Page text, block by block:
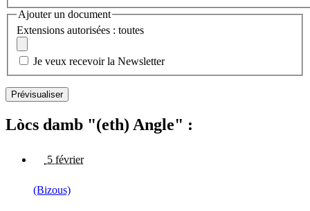
Ajouter un document
Extensions autorisées : toutes
Je veux recevoir la Newsletter
Lòcs damb "(eth) Angle" :
5 février
(Bizous)